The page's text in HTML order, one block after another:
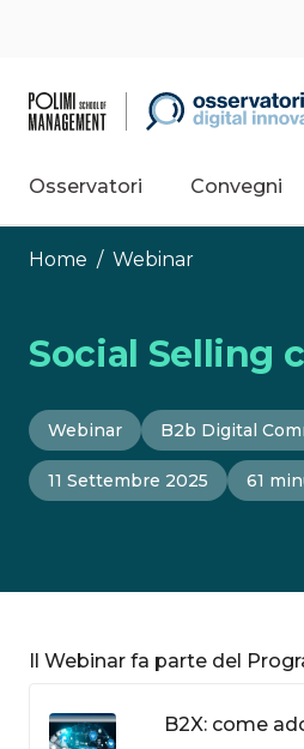
Osservatori Convegni
Home / Webinar
Social Selling
Webinar B2b Digital
11 Settembre 2025 61
Il Webinar fa parte del
B2X: come